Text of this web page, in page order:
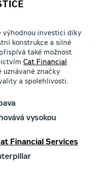
výhodnou investici díky
konstrukce a silné
také možnost
Cat Financial
uznávané značky
a spolehlivosti.
vysokou
Financial Services